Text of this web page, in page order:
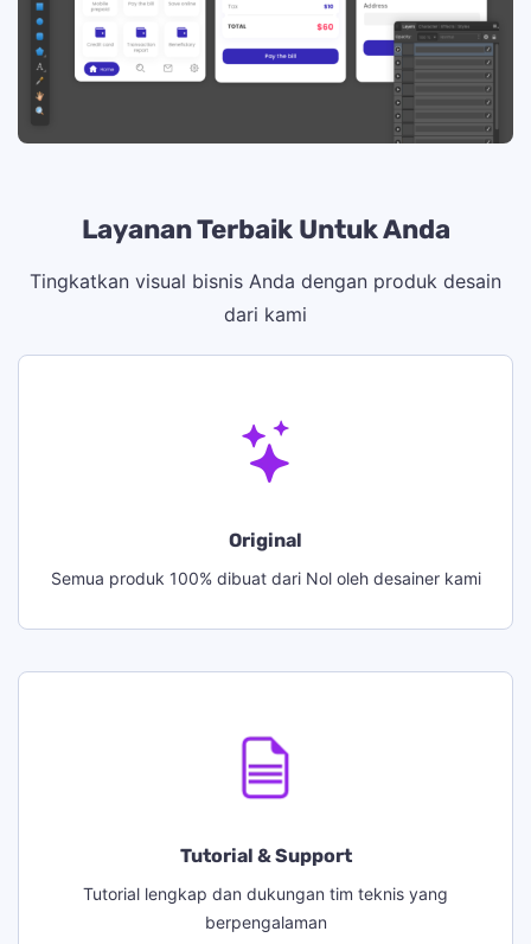
Layanan Terbaik Untuk Anda
Tingkatkan visual bisnis Anda dengan produk desain
dari kami
Original
Semua produk 100% dibuat dari Nol oleh desainer kami
Tutorial & Support
Tutorial lengkap dan dukungan tim teknis yang
berpengalaman